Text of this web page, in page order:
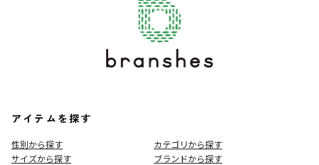
アイテムを探す
性別から探す
カテゴリから探す
サイズから探す
ブランドから探す